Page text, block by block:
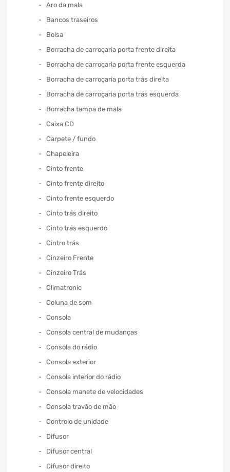
Aro da mala
Bancos traseiros
Bolsa
Borracha de carroçaria porta frente direita
Borracha de carroçaria porta frente esquerda
Borracha de carroçaria porta trás direita
Borracha de carroçaria porta trás esquerda
Borracha tampa de mala
Caixa CD
Carpete / fundo
Chapeleira
Cinto frente
Cinto frente direito
Cinto frente esquerdo
Cinto trás direito
Cinto trás esquerdo
Cintro trás
Cinzeiro Frente
Cinzeiro Trás
Climatronic
Coluna de som
Consola
Consola central de mudanças
Consola do rádio
Consola exterior
Consola interior do rádio
Consola manete de velocidades
Consola travão de mão
Controlo de unidade
Difusor
Difusor central
Difusor direito